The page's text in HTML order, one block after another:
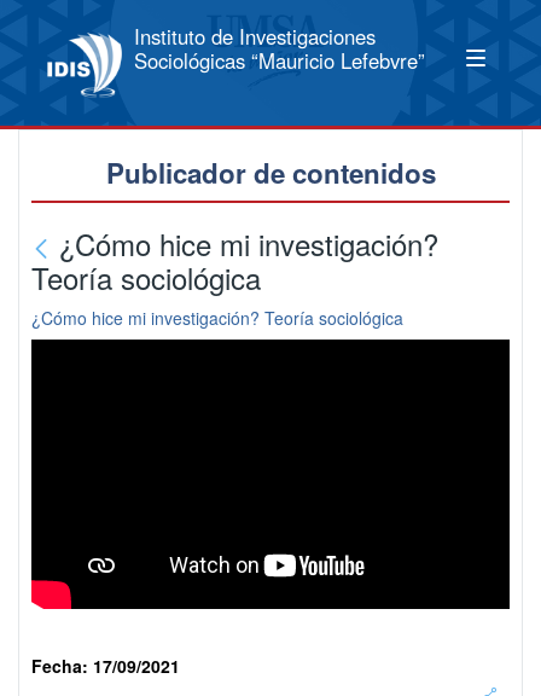
Instituto de Investigaciones
Sociológicas “Mauricio Lefebvre”
Publicador de contenidos
¿Cómo hice mi investigación?
Teoría sociológica
¿Cómo hice mi investigación? Teoría sociológica
Fecha: 17/09/2021